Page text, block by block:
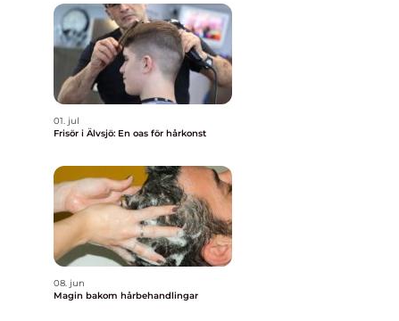
01. jul
Frisör i Älvsjö: En oas för hårkonst
08. jun
Magin bakom hårbehandlingar